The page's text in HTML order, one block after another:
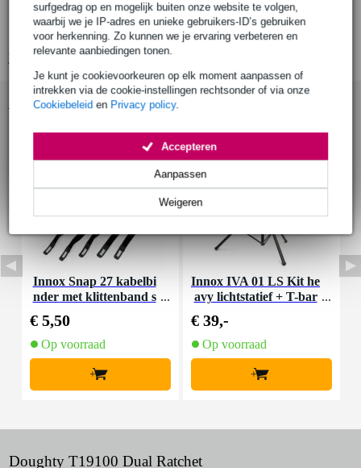
surfgedrag op en mogelijk buiten onze website te volgen,
waarbij we je IP-adres en unieke gebruikers-ID’s gebruiken
voor herkenning. Zo kunnen we je ervaring verbeteren en
relevante aanbiedingen tonen.
Je kunt je cookievoorkeuren op elk moment aanpassen of
intrekken via de cookie-instellingen rechtsonder of via onze
Cookiebeleid en Privacy policy.
Weigeren
Aanpassen
Accepteren
product type: ratelsleutel
materialen: staal
Bekijk alle productspecificaties
Accessoires (9)
Innox Snap 27 kabelbi
nder met klittenband s
€ 5,50
Op voorraad
+
Innox IVA 01 LS Kit he
avy lichtstatief + T-bar
€ 39,-
Op voorraad
+
Doughty T19100 Dual Ratchet